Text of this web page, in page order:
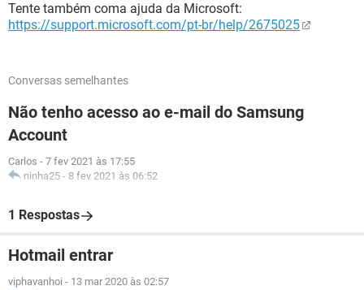
Tente também coma ajuda da Microsoft:
https://support.microsoft.com/pt-br/help/2675025
Conversas semelhantes
Não tenho acesso ao e-mail do Samsung
Account
Carlos - 7 fev 2021 às 17:55
ninha25 - 8 fev 2021 às 06:52
1 Respostas
Hotmail entrar
viphavanhoi - 13 mar 2020 às 02:57